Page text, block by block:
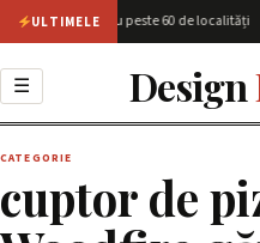
ULTIMELE
Harkov cu peste 60 de localități
☰ Design
CATEGORIE
cuptor de